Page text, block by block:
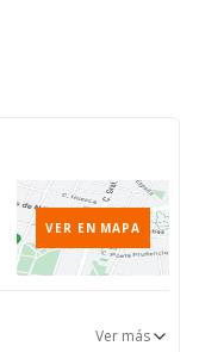
VER EN MAPA
Ver más